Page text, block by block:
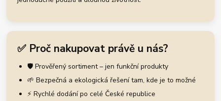
✅ Proč nakupovat právě u nás?
🛡️ Prověřený sortiment – jen funkční produkty
🌱 Bezpečná a ekologická řešení tam, kde je to možné
⚡ Rychlé dodání po celé České republice